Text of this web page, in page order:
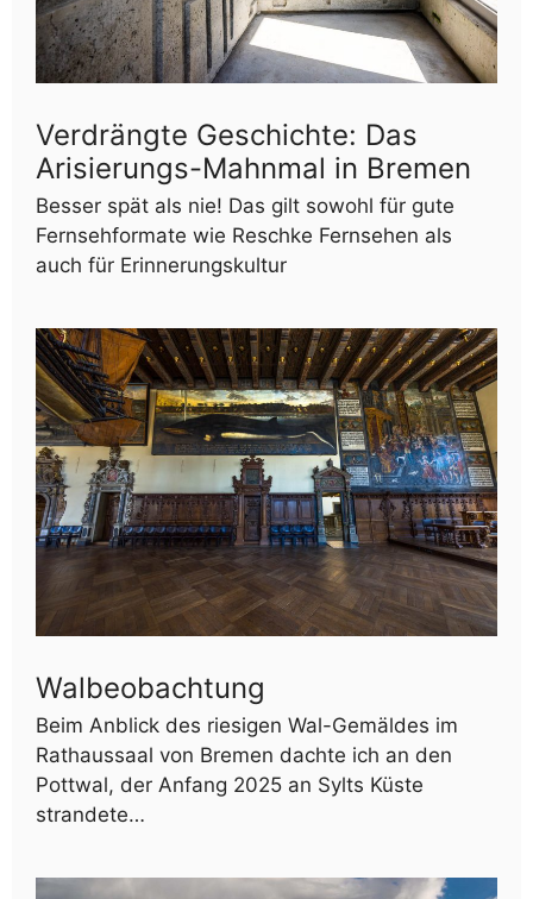
Verdrängte Geschichte: Das
Arisierungs-Mahnmal in Bremen
Besser spät als nie! Das gilt sowohl für gute
Fernsehformate wie Reschke Fernsehen als
auch für Erinnerungskultur
Walbeobachtung
Beim Anblick des riesigen Wal-Gemäldes im
Rathaussaal von Bremen dachte ich an den
Pottwal, der Anfang 2025 an Sylts Küste
strandete…